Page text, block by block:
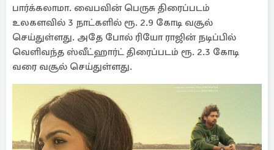
பார்க்கலாமா. வைபவின் பெருசு திரைப்படம்
உலகளவில் 3 நாட்களில் ரூ. 2.9 கோடி வசூல்
செய்துள்ளது. அதே போல் ரியோ ராஜின் நடிப்பில்
வெளிவந்த ஸ்வீட்ஹார்ட் திரைப்படம் ரூ. 2.3 கோடி
வரை வசூல் செய்துள்ளது.